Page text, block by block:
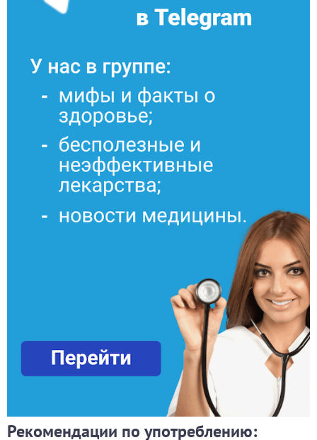
Рекомендации по употреблению: